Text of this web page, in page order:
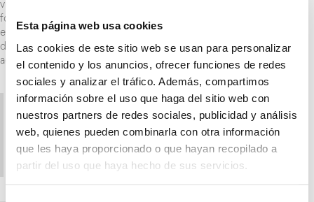
Esta página web usa cookies
Las cookies de este sitio web se usan para personalizar
el contenido y los anuncios, ofrecer funciones de redes
sociales y analizar el tráfico. Además, compartimos
información sobre el uso que haga del sitio web con
nuestros partners de redes sociales, publicidad y análisis
web, quienes pueden combinarla con otra información
que les haya proporcionado o que hayan recopilado a
partir del uso que haya hecho de sus servicios.
vida útil de los sistemas de aerotermia y de los paneles solares
fotovoltaicos, aumentan aún más su atractivo como solución
energética sostenible y rentable, convirtiendo la sinergia de los
dos sistemas en la solución energética máseficiente
actualmente.
La aerotermia es una energía renovable y
limpia, que asegura un gran ahorro
energético en comparación con otros
sistemas más tradicionales.